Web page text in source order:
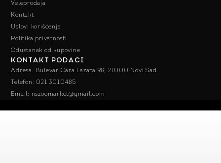
Veleprodaja
Kontakt
Uslovi korišćenja
Politika privatnosti
Odustanak od kupovine
KONTAKT PODACI
Adresa: Bulevar Cara Lazara 98, 21000 Novi Sad
Telefon: 021 3010485
Email: nszoomarket@gmail.com